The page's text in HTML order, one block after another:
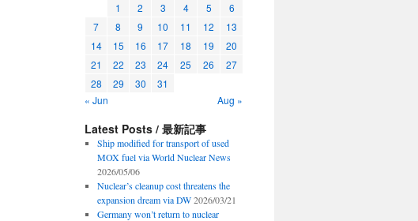
1 2 3 4 5
6
7
8 9 10 11 12
13
14
15 16 17 18 19
20
21
22 23 24 25 26
27
28
29 30
31
« Jun
Aug »
Latest Posts / 最新記事
Ship modified for transport of used
MOX fuel via World Nuclear News
2026/05/06
Nuclear’s cleanup cost threatens the
expansion dream via DW 2026/03/21
Germany won’t return to nuclear